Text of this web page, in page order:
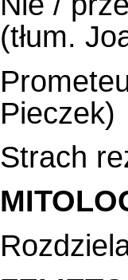
(tłum.
Pieczek)
Strach